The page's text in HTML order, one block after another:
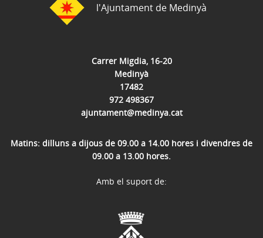
Carrer Migdia, 16-20
Medinyà
17482
972 498367
ajuntament@medinya.cat
Matins: dilluns a dijous de 09.00 a 14.00 hores i divendres de
09.00 a 13.00 hores.
l'Ajuntament de Medinyà
Amb el suport de: